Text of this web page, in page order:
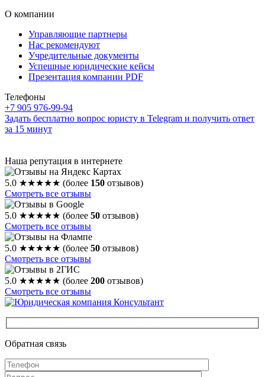
О компании
Управляющие партнеры
Нас рекомендуют
Учредительные документы
Успешные юридические кейсы
Презентация компании PDF
Телефоны
+7 905 976-99-94
Задать бесплатно вопрос юристу в Telegram и получить ответ
за 15 минут
Наша репутация в интернете
5.0 ★★★★★ (более 150 отзывов)
Смотреть все отзывы
5.0 ★★★★★ (более 50 отзывов)
Смотреть все отзывы
5.0 ★★★★★ (более 50 отзывов)
Смотреть все отзывы
5.0 ★★★★★ (более 200 отзывов)
Смотреть все отзывы
Обратная связь